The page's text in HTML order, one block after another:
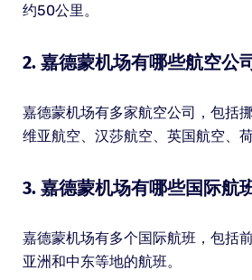
约50公里。
2. 嘉德蒙机场有哪些航空公
嘉德蒙机场有多家航空公司，包括
维亚航空、汉莎航空、英国航空、
3. 嘉德蒙机场有哪些国际航
嘉德蒙机场有多个国际航班，包括
亚洲和中东等地的航班。